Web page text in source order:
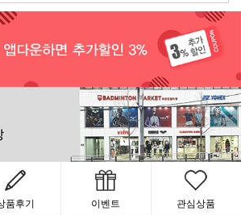
품후기 이벤트 관심상품